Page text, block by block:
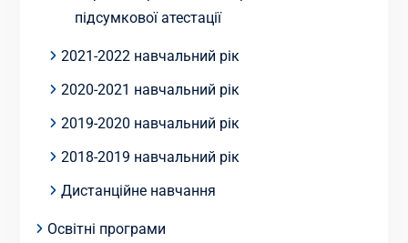
підсумкової атестації
2021-2022 навчальний рік
2020-2021 навчальний рік
2019-2020 навчальний рік
2018-2019 навчальний рік
Дистанційне навчання
Освітні програми